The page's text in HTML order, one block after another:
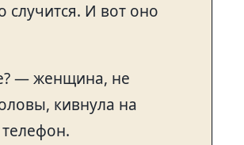
случится. И вот оно
— женщина, не
кивнула на